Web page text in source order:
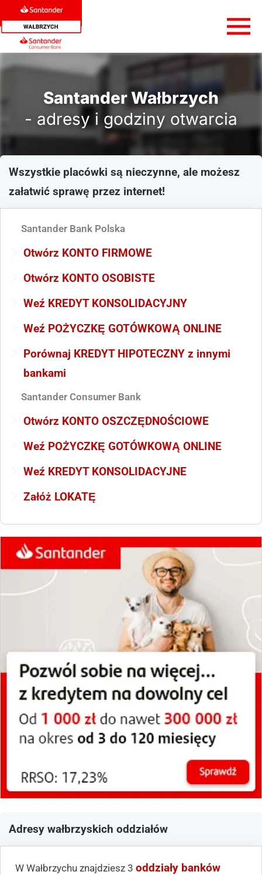
Santander Wałbrzych
- adresy i godziny otwarcia
Wszystkie placówki są nieczynne, ale możesz
załatwić sprawę przez internet!
Santander Bank Polska
Otwórz KONTO FIRMOWE
Otwórz KONTO OSOBISTE
Weź KREDYT KONSOLIDACYJNY
Weź POŻYCZKĘ GOTÓWKOWĄ ONLINE
Porównaj KREDYT HIPOTECZNY z innymi
bankami
Santander Consumer Bank
Otwórz KONTO OSZCZĘDNOŚCIOWE
Weź POŻYCZKĘ GOTÓWKOWĄ ONLINE
Weź KREDYT KONSOLIDACYJNE
Załóż LOKATĘ
Adresy wałbrzyskich oddziałów
W Wałbrzychu znajdziesz 3 oddziały banków